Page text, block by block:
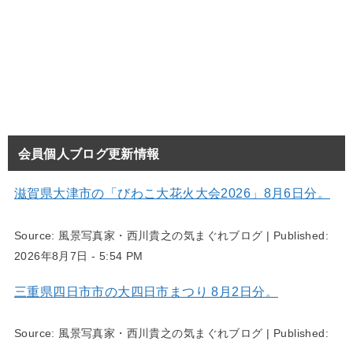
会員個人ブログ更新情報
滋賀県大津市の「びわこ大花火大会2026」8月6日分。
Source: 風景写真家・西川貴之の気まぐれブログ | Published:
2026年8月7日 - 5:54 PM
三重県四日市市の大四日市まつり 8月2日分。
Source: 風景写真家・西川貴之の気まぐれブログ | Published: